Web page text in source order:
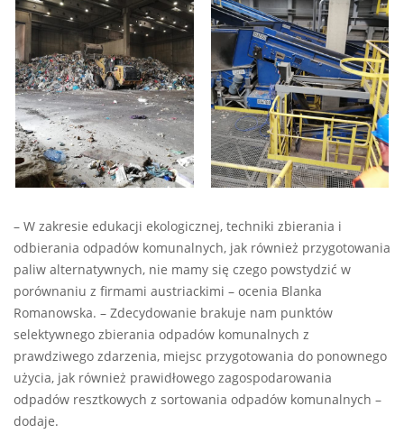
– W zakresie edukacji ekologicznej, techniki zbierania i
odbierania odpadów komunalnych, jak również przygotowania
paliw alternatywnych, nie mamy się czego powstydzić w
porównaniu z firmami austriackimi – ocenia Blanka
Romanowska. – Zdecydowanie brakuje nam punktów
selektywnego zbierania odpadów komunalnych z
prawdziwego zdarzenia, miejsc przygotowania do ponownego
użycia, jak również prawidłowego zagospodarowania
odpadów resztkowych z sortowania odpadów komunalnych –
dodaje.